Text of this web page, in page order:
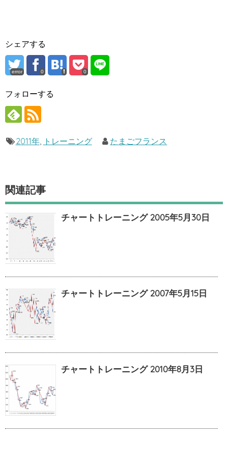
シェアする
error 0 0
フォローする
2011年, トレーニング たまごフランス
関連記事
チャートトレーニング 2005年5月30日
チャートトレーニング 2007年5月15日
チャートトレーニング 2010年8月3日